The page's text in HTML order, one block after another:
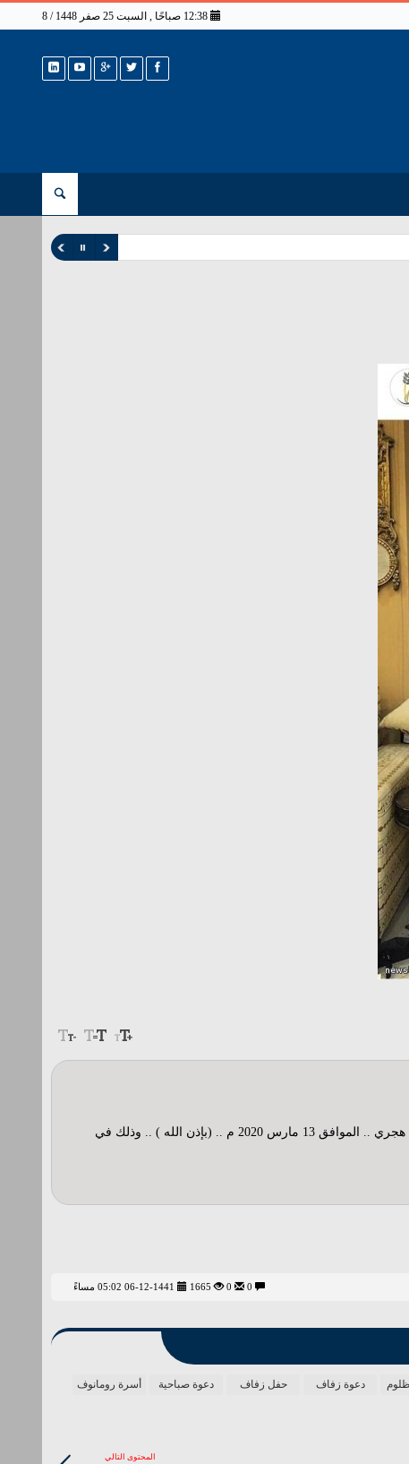
السلام عليكم ورحمة الله وبركاته .. يسر مجلس الأسرة دعوتكم والعائلة الكريمة للإجتماع العائلي السنوي مساء يوم الجمعة بتاريخ 18 رجب 1441 هجري .. الموافق 13 مارس 2020 م .. (بإذن الله ) .. وذلك في
1665
دعوة زفاف حفل زفاف دعوة صباحية
أسرة رومانوف
المحتوى التالي